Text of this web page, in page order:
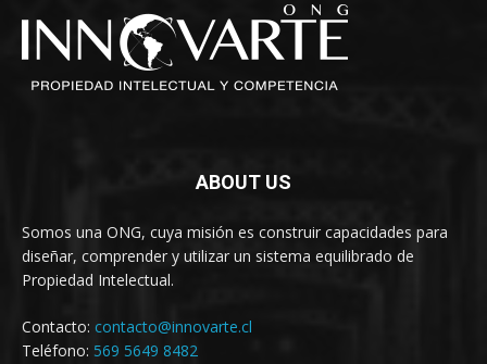
ABOUT US
Somos una ONG, cuya misión es construir capacidades para
diseñar, comprender y utilizar un sistema equilibrado de
Propiedad Intelectual.
Contacto: contacto@innovarte.cl
Teléfono: 569 5649 8482